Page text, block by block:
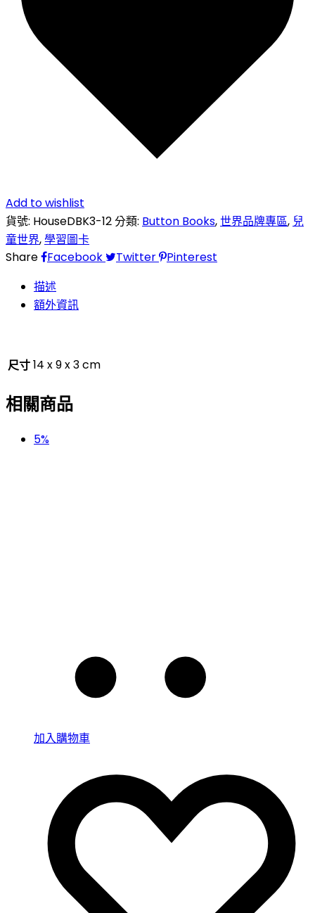
Add to wishlist
貨號: HouseDBK3-12分類: Button Books,世界品牌專區, 兒
童世界,學習圖卡
Share
Facebook Twitter
Pinterest
描述
額外資訊
尺寸14 x 9 x 3 cm
相關商品
5%
加入購物車